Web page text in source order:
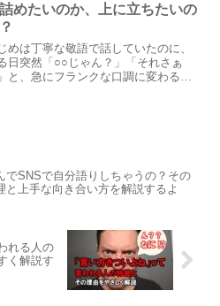
めたいのか、上に立ちたいの
めは丁寧な敬語で話していたのに、
日突然「○○じゃん？」「それさぁ
と、急にフランクな口調に変わる
を読み解きます。
でSNSで自分語りしちゃうの？その
と上手な向き合い方を解説するよ
れる人の
く解説す